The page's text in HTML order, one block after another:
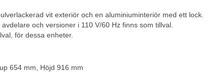
vit exteriör och en aluminiuminteriör med ett lock.
och versioner i 110 V/60 Hz finns som tillval.
för dessa enheter.
654 mm, Höjd 916 mm